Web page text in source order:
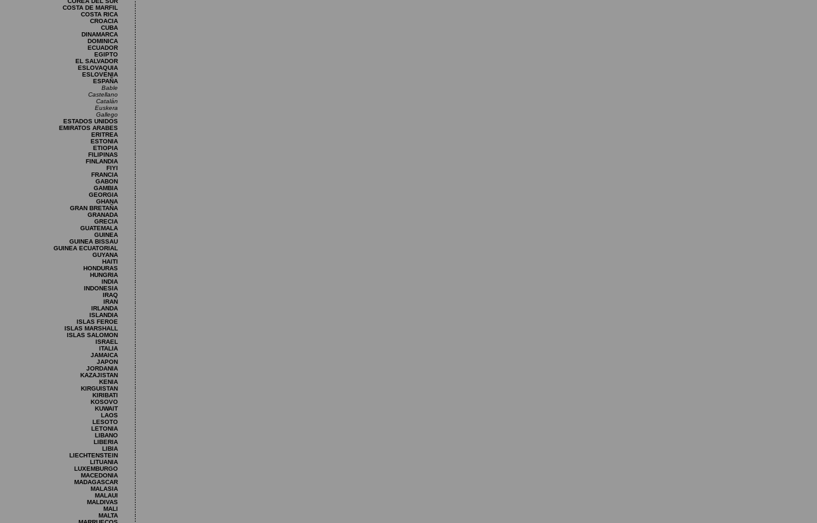
COSTA DE MARFIL
COSTA RICA
CROACIA
CUBA
DINAMARCA
DOMINICA
ECUADOR
EGIPTO
EL SALVADOR
ESLOVAQUIA
ESLOVENIA
ESPAÑA
Bable
Castellano
Catalán
Euskera
Gallego
ESTADOS UNIDOS
EMIRATOS ARABES
ERITREA
ESTONIA
ETIOPIA
FILIPINAS
FINLANDIA
FIYI
FRANCIA
GABON
GAMBIA
GEORGIA
GHANA
GRAN BRETAÑA
GRANADA
GRECIA
GUATEMALA
GUINEA
GUINEA BISSAU
GUINEA ECUATORIAL
GUYANA
HAITI
HONDURAS
HUNGRIA
INDIA
INDONESIA
IRAQ
IRAN
IRLANDA
ISLANDIA
ISLAS FEROE
ISLAS MARSHALL
ISLAS SALOMON
ISRAEL
ITALIA
JAMAICA
JAPON
JORDANIA
KAZAJISTAN
KENIA
KIRGUISTAN
KIRIBATI
KOSOVO
KUWAIT
LAOS
LESOTO
LETONIA
LIBANO
LIBERIA
LIBIA
LIECHTENSTEIN
LITUANIA
LUXEMBURGO
MACEDONIA
MADAGASCAR
MALASIA
MALAUI
MALDIVAS
MALI
MALTA